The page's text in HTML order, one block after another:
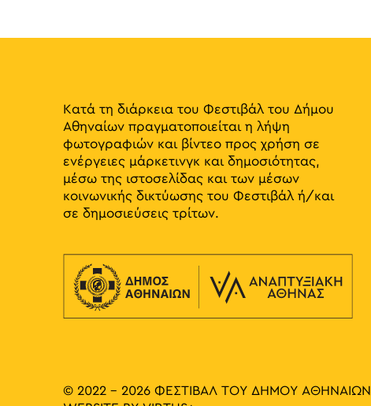
Κατά τη διάρκεια του Φεστιβάλ του Δήμου
Αθηναίων πραγματοποιείται η λήψη
φωτογραφιών και βίντεο προς χρήση σε
ενέργειες μάρκετινγκ και δημοσιότητας,
μέσω της ιστοσελίδας και των μέσων
κοινωνικής δικτύωσης του Φεστιβάλ ή/και
σε δημοσιεύσεις τρίτων.
© 2022 - 2026 ΦΕΣΤΙΒΑΛ ΤΟΥ ΔΗΜΟΥ ΑΘΗΝΑΙΩΝ